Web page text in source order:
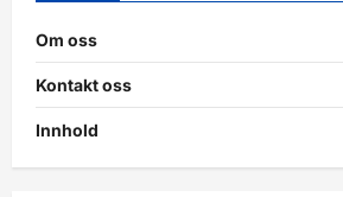
Om oss
Kontakt oss
Innhold